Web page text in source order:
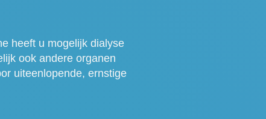
heeft u mogelijk dialyse
ook andere organen
uiteenlopende, ernstige